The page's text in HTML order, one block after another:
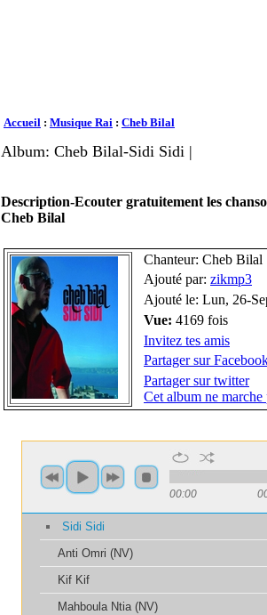
Accueil : Musique Rai : Cheb Bilal
Album: Cheb Bilal-Sidi Sidi |
Description-Ecouter gratuitement les
Cheb Bilal
Chanteur: Cheb Bilal
Ajouté par: zikmp3
Ajouté le: Lun, 26-
Vue: 4169 fois
Invitez tes amis
Partager sur
Partager sur twitter
Cet album ne marche